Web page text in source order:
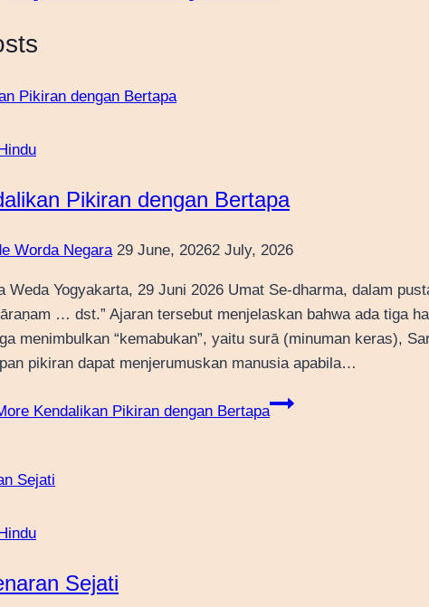
Pikiran dengan Bertapa
Worda Negara 29 June, 20262 July, 2026
Weda Yogyakarta, 29 Juni 2026 Umat Se-dharma, dalam
… dst.” Ajaran tersebut menjelaskan bahwa ada tiga
menimbulkan “kemabukan”, yaitu surā (minuman keras),
pikiran dapat menjerumuskan manusia apabila…
Kendalikan Pikiran dengan Bertapa
Sejati